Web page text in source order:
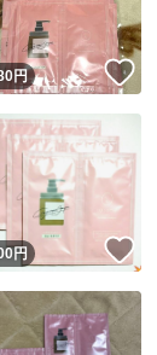
ユーザーは高頻度で
ユーザーは高頻度で
のユーザーは設定した
！
円
！
円